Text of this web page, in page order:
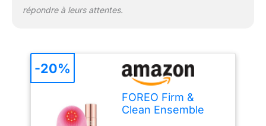
répondre à leurs attentes.
FOREO Firm &
Clean Ensemble
-20%